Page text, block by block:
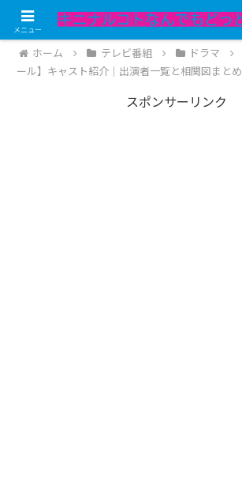
記事内にPRが含まれています。
ホーム テレビ番組 ドラマ
ール】キャスト紹介｜出演者一覧と相関図まとめ
スポンサーリンク
メニュー